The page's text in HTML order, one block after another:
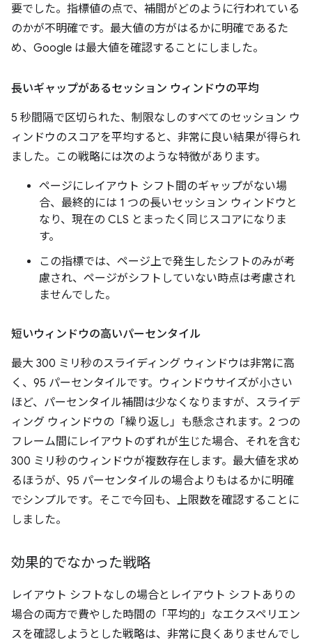
要でした。指標値の点で、補間がどのように行われている
のかが不明確です。最大値の方がはるかに明確であるた
め、Google は最大値を確認することにしました。
長いギャップがあるセッション ウィンドウの平均
5 秒間隔で区切られた、制限なしのすべてのセッション ウ
ィンドウのスコアを平均すると、非常に良い結果が得られ
ました。この戦略には次のような特徴があります。
ページにレイアウト シフト間のギャップがない場
合、最終的には 1 つの長いセッション ウィンドウと
なり、現在の CLS とまったく同じスコアになりま
す。
この指標では、ページ上で発生したシフトのみが考
慮され、ページがシフトしていない時点は考慮され
ませんでした。
短いウィンドウの高いパーセンタイル
最大 300 ミリ秒のスライディング ウィンドウは非常に高
く、95 パーセンタイルです。ウィンドウサイズが小さい
ほど、パーセンタイル補間は少なくなりますが、スライデ
ィング ウィンドウの「繰り返し」も懸念されます。2 つの
フレーム間にレイアウトのずれが生じた場合、それを含む
300 ミリ秒のウィンドウが複数存在します。最大値を求め
るほうが、95 パーセンタイルの場合よりもはるかに明確
でシンプルです。そこで今回も、上限数を確認することに
しました。
効果的でなかった戦略
レイアウト シフトなしの場合とレイアウト シフトありの
場合の両方で費やした時間の「平均的」なエクスペリエン
スを確認しようとした戦略は、非常に良くありませんでし